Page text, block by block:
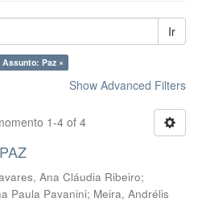
Ir
Assunto: Paz ×
Show Advanced Filters
1-4 of 4
Ana Cláudia Ribeiro;
Paula Pavanini; Meira, Andrélis